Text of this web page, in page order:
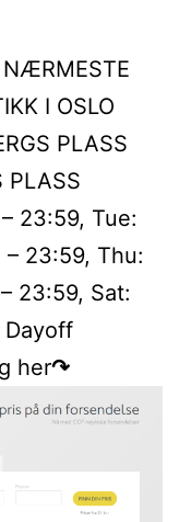
NÆRMESTE
I OSLO
PLASS
PLASS
23:59, Tue:
23:59, Thu:
23:59, Sat:
Dayoff
her↷